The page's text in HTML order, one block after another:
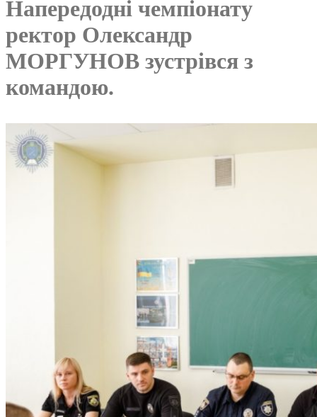
Напередодні чемпіонату
ректор Олександр
МОРГУНОВ зустрівся з
командою.